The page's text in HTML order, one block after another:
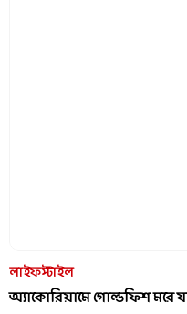
লাইফস্টাইল
অ্যাকোরিয়ামে গোল্ডফিশ মরে